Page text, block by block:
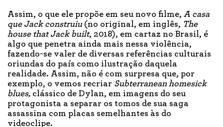
Assim, o que ele propõe em seu novo filme, A casa
que Jack construiu (no original, em inglês, The
house that Jack built, 2018), em cartaz no Brasil, é
algo que penetra ainda mais nessa violência,
fazendo-se valer de diversas referências culturais
oriundas do país como ilustração daquela
realidade. Assim, não é com surpresa que, por
exemplo, o vemos recriar Subterranean homesick
blues, clássico de Dylan, em imagens do seu
protagonista a separar os tomos de sua saga
assassina com placas semelhantes às do
videoclipe.